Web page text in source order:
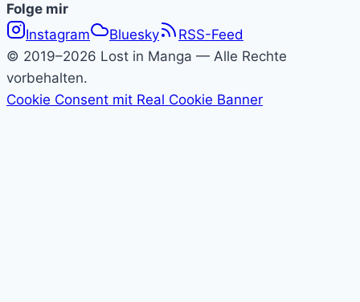
Folge
Lost
in
Folge mir
Instagram
Bluesky
RSS-Feed
© 2019–2026 Lost in Manga — Alle Rechte
vorbehalten.
Cookie Consent mit Real Cookie Banner